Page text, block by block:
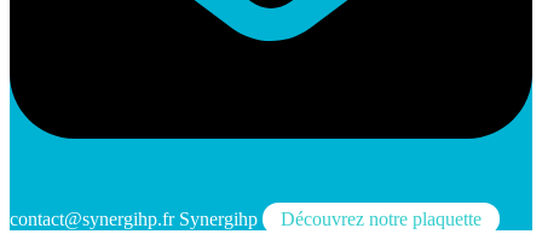
contact@synergihp.fr Synergihp Découvrez notre plaquette